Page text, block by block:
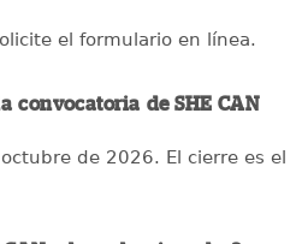
el formulario en línea.
convocatoria de SHE CAN
de 2026. El cierre es el